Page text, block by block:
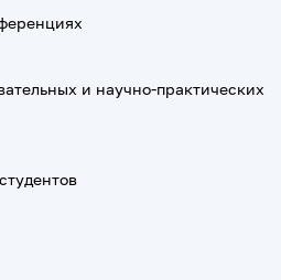
и научно-практических